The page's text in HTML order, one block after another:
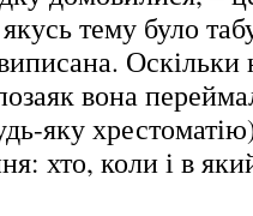
тему було
Оскільки
вона
яку
хто, коли і в